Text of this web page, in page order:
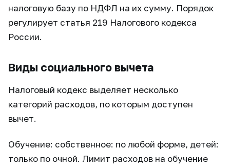
налоговую базу по НДФЛ на их сумму. Порядок
регулирует статья 219 Налогового кодекса
России.
Виды социального вычета
Налоговый кодекс выделяет несколько
категорий расходов, по которым доступен
вычет.
Обучение: собственное: по любой форме, детей:
только по очной. Лимит расходов на обучение